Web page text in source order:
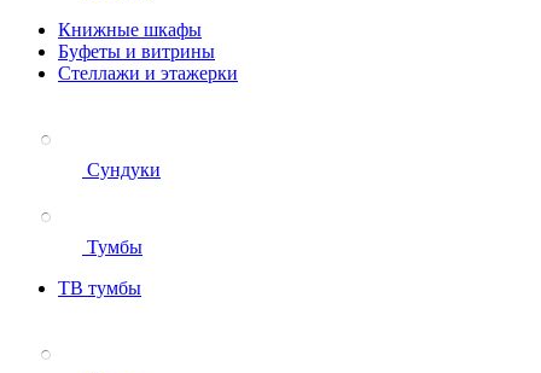
Книжные шкафы
Буфеты и витрины
Стеллажи и этажерки
Сундуки
Тумбы
ТВ тумбы